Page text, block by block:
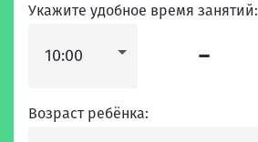
Укажите удобное время занятий:
10:00 -
Возраст ребёнка: